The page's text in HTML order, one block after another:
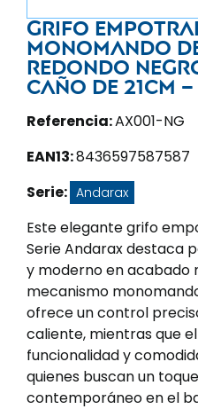
Grifo
monomando
redondo
caño de 21CM
Referencia:AX001-NG
EAN13:8436597587587
Serie: Andarax
Este elegante grifo
Serie Andarax destaca
y moderno en acabado
mecanismo
ofrece un control
caliente, mientras que
funcionalidad y
quienes buscan un
contemporáneo en el